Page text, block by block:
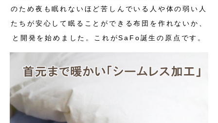
のため夜も眠れないほど苦しんでいる人や体の弱い人
たちが安心して眠ることができる布団を作れないか、
と開発を始めました。これがSaFo誕生の原点です。